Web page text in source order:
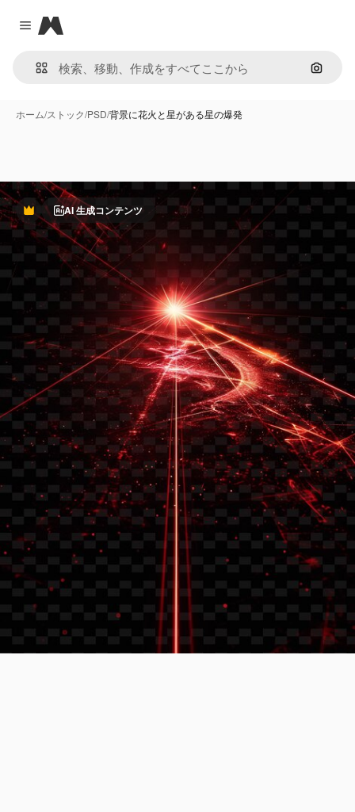
Close menu
Magnific
画像で
ホーム/ストック/PSD/背景に花火と星がある星の爆発
PremiumAI 生成コンテンツ